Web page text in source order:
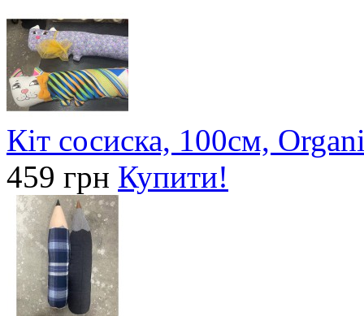
Кіт сосиска, 100см,
459 грн Купити!